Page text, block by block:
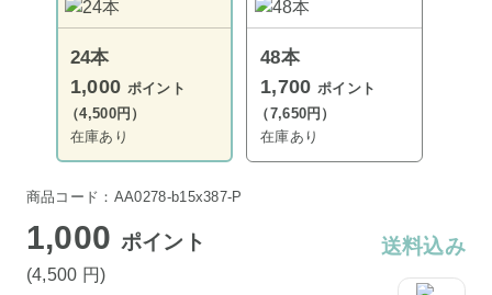
24本
1,000 ポイント
（4,500円）
在庫あり
48本
1,700 ポイント
（7,650円）
在庫あり
商品コード：AA0278-b15x387-P
1,000 ポイント
(4,500 円)
送料込み